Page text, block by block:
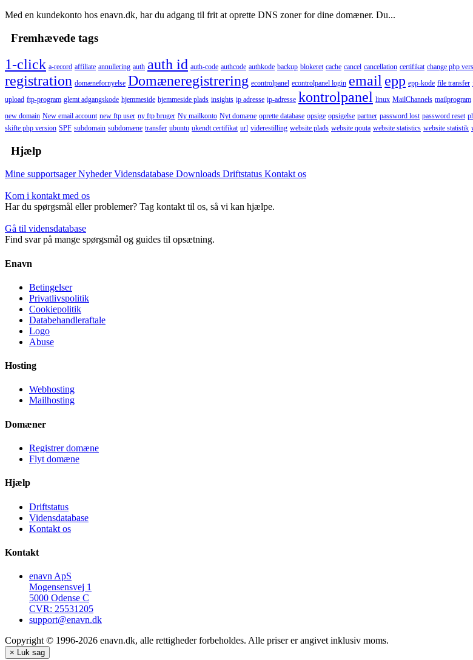
Med en kundekonto hos enavn.dk, har du adgang til frit at oprette DNS zoner for dine domæner. Du...
Fremhævede tags
1-click a-record affiliate annullering auth auth id auth-code authcode authkode backup blokeret cache cancel cancellation certifikat change php
registration domænefornyelse Domæneregistrering econtrolpanel econtrolpanel login email epp epp-kode file transfer
upload ftp-program glemt adgangskode hjemmeside hjemmeside plads insights ip adresse ip-adresse kontrolpanel linux MailChannels mailprogram
new domain New email account new ftp user ny ftp bruger Ny mailkonto Nyt domæne oprette database opsige opsigelse partner password lost password reset
skifte php version SPF subdomain subdomæne transfer ubuntu ukendt certifikat url viderestilling website plads website qouta website statistics website statistik
Hjælp
Mine supportsagerNyhederVidensdatabase Downloads Driftstatus Kontakt os
Kom i kontakt med os
Har du spørgsmål eller problemer? Tag kontakt til os, så vi kan hjælpe.
Gå til vidensdatabase
Find svar på mange spørgsmål og guides til opsætning.
Enavn
Betingelser
Privatlivspolitik
Cookiepolitik
Databehandleraftale
Logo
Abuse
Hosting
Webhosting
Mailhosting
Domæner
Registrer domæne
Flyt domæne
Hjælp
Driftstatus
Vidensdatabase
Kontakt os
Kontakt
enavn ApS
Mogensensvej 1
5000 Odense C
CVR: 25531205
support@enavn.dk
Copyright © 1996-2026 enavn.dk, alle rettigheder forbeholdes. Alle priser er angivet inklusiv moms.
× Luk sag